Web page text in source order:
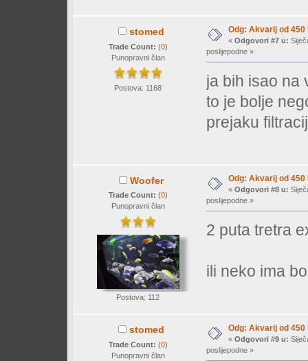
stomed
Trade Count: (0)
Punopravni član
Postova: 1168
Odg: Akvarij od 450
« Odgovori #7 u:
poslijepodne »
ja bih isao na
to je bolje
prejaku
Woofer
Trade Count: (0)
Punopravni član
Postova: 112
Odg: Akvarij od 450
« Odgovori #8 u:
poslijepodne »
2 puta tretra
ili neko ima
stomed
Trade Count: (0)
Punopravni član
Odg: Akvarij od 450
« Odgovori #9 u:
poslijepodne »